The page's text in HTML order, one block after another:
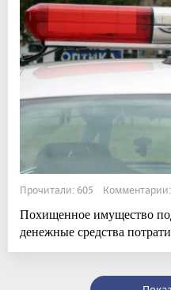
Прочитали: 605
Похищенное имущество
денежные средства